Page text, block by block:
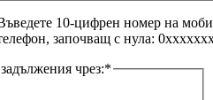
10-цифрен номер на
започващ с нула:
чрез:*